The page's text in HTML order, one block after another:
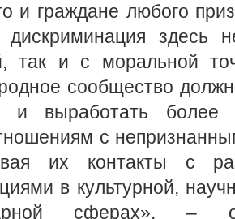
и граждане любого
здесь
так и с моральной
сообщество
и выработать более
с
их контакты с
в культурной,
сферах», –